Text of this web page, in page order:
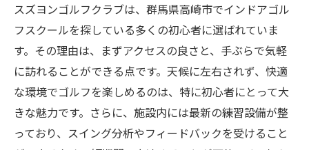
スズヨンゴルフクラブは、群馬県高崎市でインドアゴル
フスクールを探している多くの初心者に選ばれていま
す。その理由は、まずアクセスの良さと、手ぶらで気軽
に訪れることができる点です。天候に左右されず、快適
な環境でゴルフを楽しめるのは、特に初心者にとって大
きな魅力です。さらに、施設内には最新の練習設備が整
っており、スイング分析やフィードバックを受けること